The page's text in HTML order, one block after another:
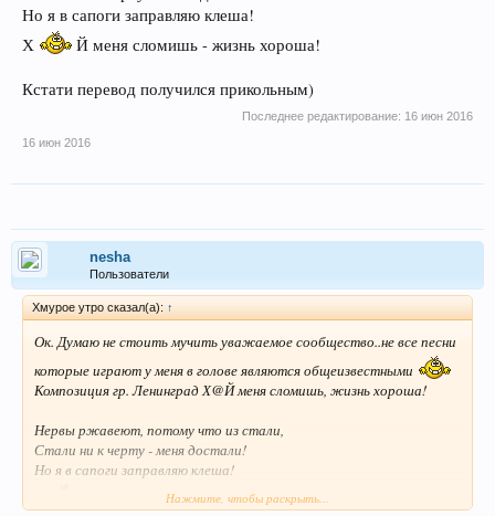
Но я в сапоги заправляю клеша!
Х
Й меня сломишь - жизнь хороша!
Кстати перевод получился прикольным)
Последнее редактирование: 16 июн 2016
16 июн 2016
nesha
Пользователи
Хмурое утро сказал(а): ↑
Ок. Думаю не стоить мучить уважаемое сообщество..не все песни
которые играют у меня в голове являются общеизвестными
Композиция гр. Ленинград Х@Й меня сломишь, жизнь хороша!
Нервы ржавеют, потому что из стали,
Стали ни к черту - меня достали!
Но я в сапоги заправляю клеша!
Й меня сломишь - жизнь хороша!
Нажмите, чтобы раскрыть...